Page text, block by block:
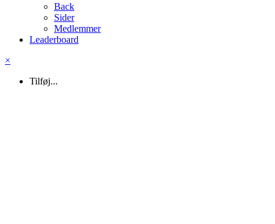
Back
Sider
Medlemmer
Leaderboard
×
Tilføj...